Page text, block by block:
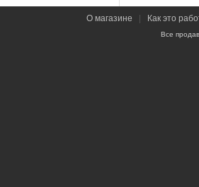
О магазине Как это
Все